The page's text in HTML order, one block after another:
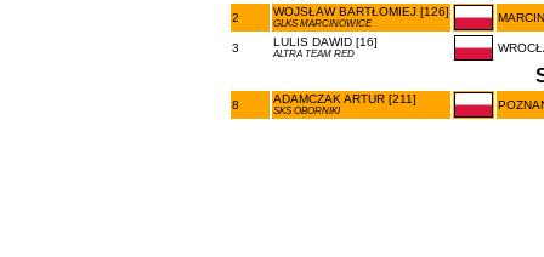
2 WOJSŁAW BARTŁOMIEJ [126]
GLKS MARCINOWICE
3 LULIS DAWID [16]
ALTRA TEAM RED
8 ADAMCZAK ARTUR [211]
SKS OBORNIKI